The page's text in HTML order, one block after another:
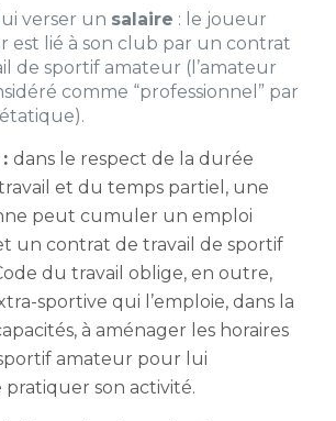
verser un salaire : le joueur
est lié à son club par un contrat
de sportif amateur (l’amateur
comme “professionnel” par
dans le respect de la durée
et du temps partiel, une
peut cumuler un emploi
un contrat de travail de sportif
du travail oblige, en outre,
sportive qui l’emploie, dans la
à aménager les horaires
amateur pour lui
son activité.